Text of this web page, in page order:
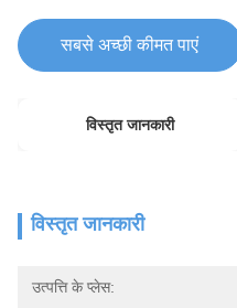
सबसे अच्छी कीमत पाएं
विस्तृत जानकारी
विस्तृत जानकारी
उत्पत्ति के प्लेस: